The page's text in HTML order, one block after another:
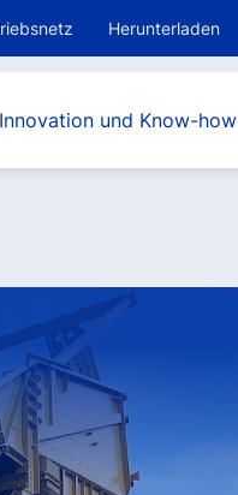
Herunterladen
Innovation und Know-how